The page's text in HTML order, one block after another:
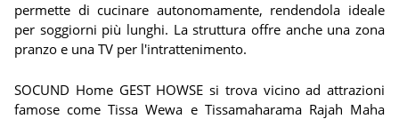
permette di cucinare autonomamente, rendendola ideale
per soggiorni più lunghi. La struttura offre anche una zona
pranzo e una TV per l'intrattenimento.
SOCUND Home GEST HOWSE si trova vicino ad attrazioni
famose come Tissa Wewa e Tissamaharama Rajah Maha